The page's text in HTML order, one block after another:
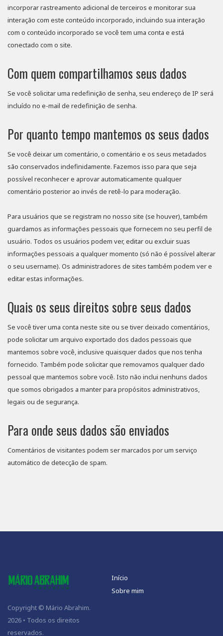
incorporar rastreamento adicional de terceiros e monitorar sua
interação com este conteúdo incorporado, incluindo sua interação
com o conteúdo incorporado se você tem uma conta e está
conectado com o site.
Com quem compartilhamos seus dados
Se você solicitar uma redefinição de senha, seu endereço de IP será
incluído no e-mail de redefinição de senha.
Por quanto tempo mantemos os seus dados
Se você deixar um comentário, o comentário e os seus metadados
são conservados indefinidamente. Fazemos isso para que seja
possível reconhecer e aprovar automaticamente qualquer
comentário posterior ao invés de retê-lo para moderação.
Para usuários que se registram no nosso site (se houver), também
guardamos as informações pessoais que fornecem no seu perfil de
usuário. Todos os usuários podem ver, editar ou excluir suas
informações pessoais a qualquer momento (só não é possível alterar
o seu username). Os administradores de sites também podem ver e
editar estas informações.
Quais os seus direitos sobre seus dados
Se você tiver uma conta neste site ou se tiver deixado comentários,
pode solicitar um arquivo exportado dos dados pessoais que
mantemos sobre você, inclusive quaisquer dados que nos tenha
fornecido. Também pode solicitar que removamos qualquer dado
pessoal que mantemos sobre você. Isto não inclui nenhuns dados
que somos obrigados a manter para propósitos administrativos,
legais ou de segurança.
Para onde seus dados são enviados
Comentários de visitantes podem ser marcados por um serviço
automático de detecção de spam.
Copyright © Mário Abrahim.
2026 • Todos os direitos
reservados.
Início
Sobre mim